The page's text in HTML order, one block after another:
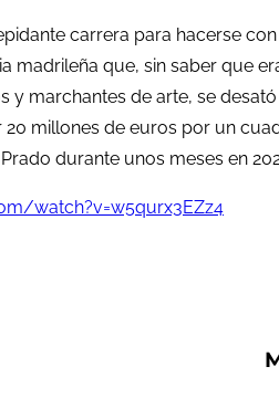
carrera para hacerse
madrileña que, sin saber que
y marchantes de arte, se
millones de euros por un
durante unos meses en
watch?v=w5qurx3EZz4